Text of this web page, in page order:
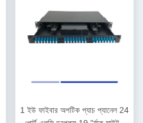
1 ইউ ফাইবার অপটিক প্যাচ প্যানেল 24